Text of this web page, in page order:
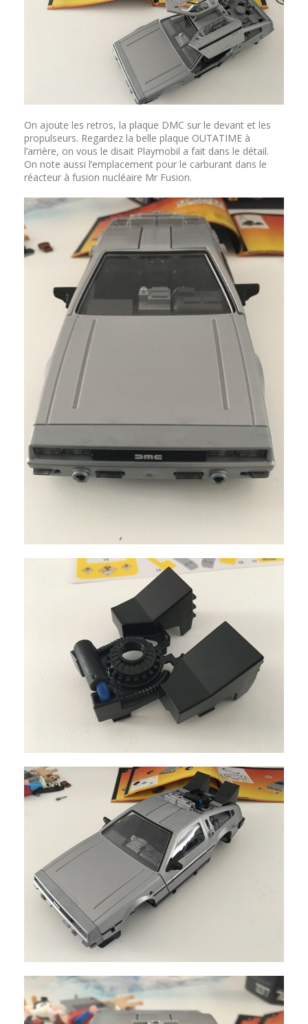
On ajoute les retros, la plaque DMC sur le devant et les
propulseurs. Regardez la belle plaque OUTATIME à
l’arrière, on vous le disait Playmobil a fait dans le détail.
On note aussi l’emplacement pour le carburant dans le
réacteur à fusion nucléaire Mr Fusion.